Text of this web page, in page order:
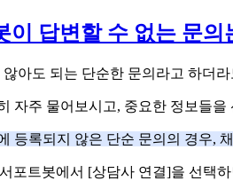
이 답변할 수 없는 문의
아도 되는 단순한 문의라고 하더
자주 물어보시고, 중요한 정보들
등록되지 않은 단순 문의의 경우,
포트봇에서 [상담사 연결]을 선택